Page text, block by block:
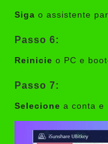
Siga o assistente
Passo 6:
Reinicie o PC e
Passo 7:
Selecione a conta e